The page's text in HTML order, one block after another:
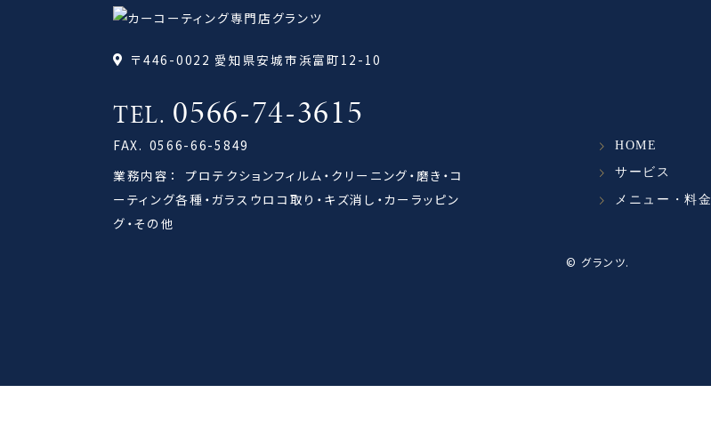
〒446-0022 愛知県安城市浜富町12-10
TEL. 0566-74-3615
FAX. 0566-66-5849
業務内容：
プロテクションフィルム・クリーニング・磨き・コ
ーティング各種・ガラスウロコ取り・キズ消し・カーラッピン
グ・その他
HOME
サービス
メニュー・料金
© グランツ.